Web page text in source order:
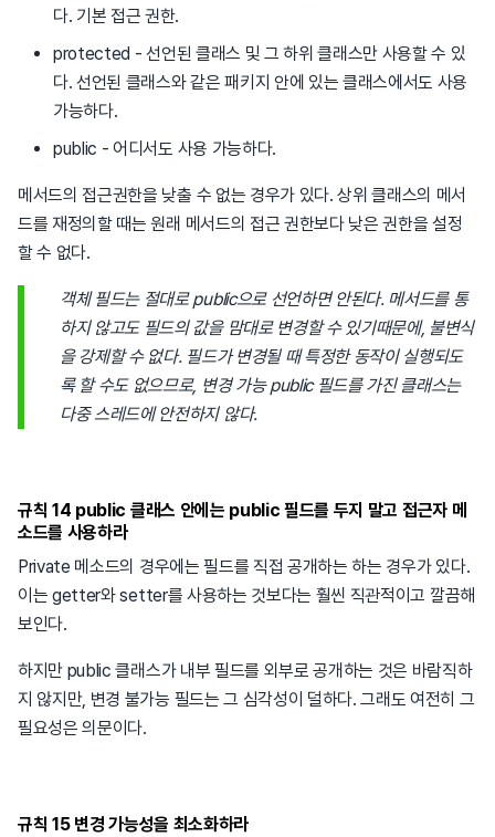
다. 기본 접근 권한.
protected - 선언된 클래스 및 그 하위 클래스만 사용할 수 있
다. 선언된 클래스와 같은 패키지 안에 있는 클래스에서도 사용
가능하다.
public - 어디서도 사용 가능하다.
메서드의 접근권한을 낮출 수 없는 경우가 있다. 상위 클래스의 메서
드를 재정의할 때는 원래 메서드의 접근 권한보다 낮은 권한을 설정
할 수 없다.
객체 필드는 절대로 public으로 선언하면 안된다. 메서드를 통
하지 않고도 필드의 값을 맘대로 변경할 수 있기때문에, 불변식
을 강제할 수 없다. 필드가 변경될 때 특정한 동작이 실행되도
록 할 수도 없으므로, 변경 가능 public 필드를 가진 클래스는
다중 스레드에 안전하지 않다.
규칙 14 public 클래스 안에는 public 필드를 두지 말고 접근자 메
소드를 사용하라
Private 메소드의 경우에는 필드를 직접 공개하는 하는 경우가 있다.
이는 getter와 setter를 사용하는 것보다는 훨씬 직관적이고 깔끔해
보인다.
하지만 public 클래스가 내부 필드를 외부로 공개하는 것은 바람직하
지 않지만, 변경 불가능 필드는 그 심각성이 덜하다. 그래도 여전히 그
필요성은 의문이다.
규칙 15 변경 가능성을 최소화하라